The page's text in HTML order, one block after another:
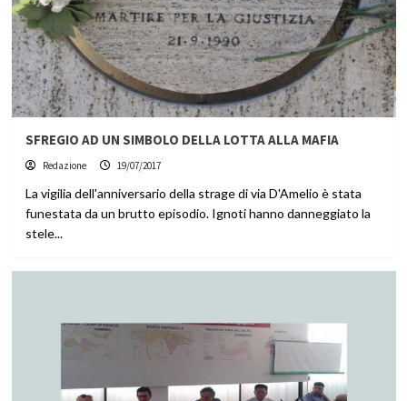
SFREGIO AD UN SIMBOLO DELLA LOTTA ALLA MAFIA
Redazione 19/07/2017
La vigilia dell'anniversario della strage di via D'Amelio è stata
funestata da un brutto episodio. Ignoti hanno danneggiato la
stele...